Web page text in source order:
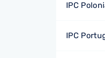
IPC
IPC